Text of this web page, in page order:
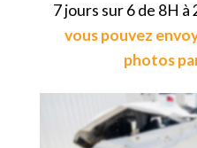
7 jours sur 6 de 8H à
vous pouvez
photos